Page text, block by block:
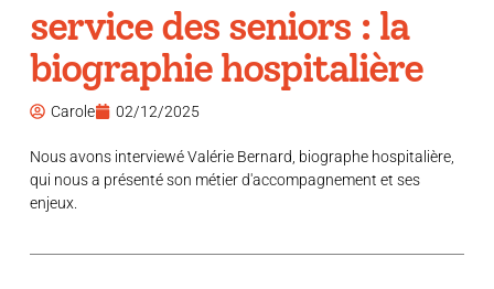
service des seniors : la
biographie hospitalière
Carole 02/12/2025
Nous avons interviewé Valérie Bernard, biographe hospitalière,
qui nous a présenté son métier d'accompagnement et ses
enjeux.